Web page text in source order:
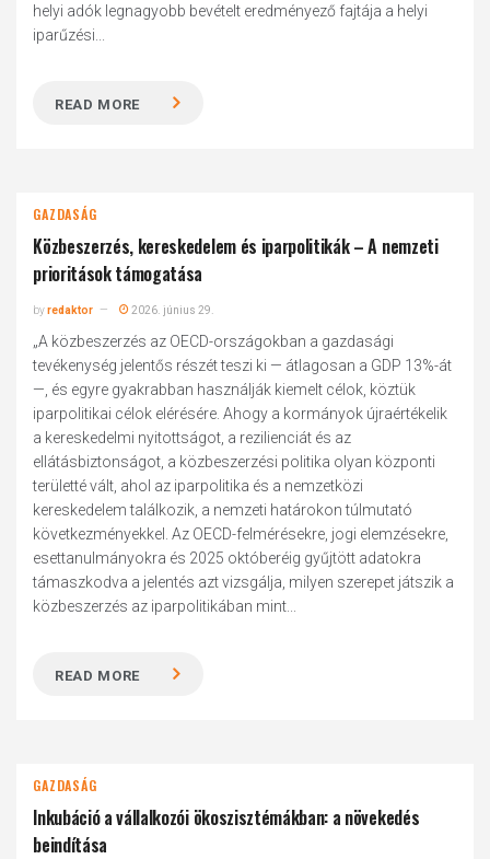
helyi adók legnagyobb bevételt eredményező fajtája a helyi
iparűzési...
READ MORE
GAZDASÁG
Közbeszerzés, kereskedelem és iparpolitikák – A nemzeti
prioritások támogatása
byredaktor 2026. június 29.
„A közbeszerzés az OECD-országokban a gazdasági
tevékenység jelentős részét teszi ki — átlagosan a GDP 13%-át
—, és egyre gyakrabban használják kiemelt célok, köztük
iparpolitikai célok elérésére. Ahogy a kormányok újraértékelik
a kereskedelmi nyitottságot, a rezilienciát és az
ellátásbiztonságot, a közbeszerzési politika olyan központi
területté vált, ahol az iparpolitika és a nemzetközi
kereskedelem találkozik, a nemzeti határokon túlmutató
következményekkel. Az OECD-felmérésekre, jogi elemzésekre,
esettanulmányokra és 2025 októberéig gyűjtött adatokra
támaszkodva a jelentés azt vizsgálja, milyen szerepet játszik a
közbeszerzés az iparpolitikában mint...
READ MORE
GAZDASÁG
Inkubáció a vállalkozói ökoszisztémákban: a növekedés
beindítása